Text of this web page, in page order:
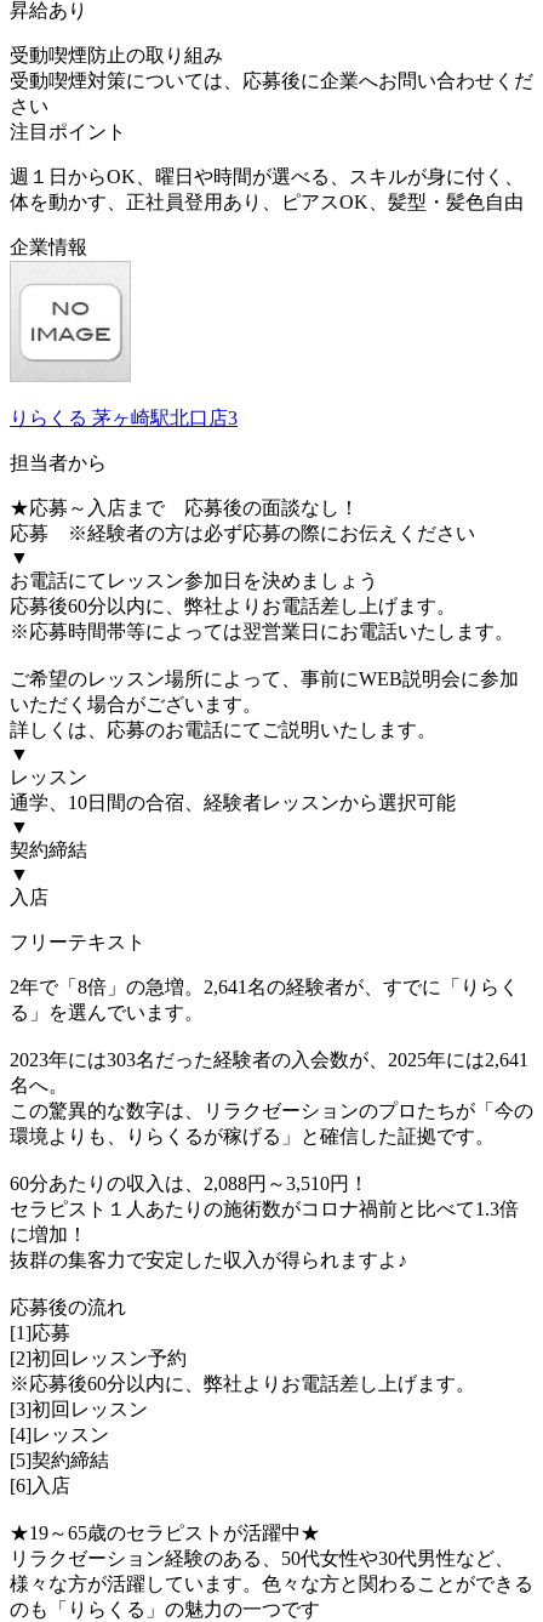
昇給あり
受動喫煙防止の取り組み
受動喫煙対策については、応募後に企業へお問い合わせくだ
さい
注目ポイント
週１日からOK、曜日や時間が選べる、スキルが身に付く、
体を動かす、正社員登用あり、ピアスOK、髪型・髪色自由
企業情報
りらくる 茅ヶ崎駅北口店3
担当者から
★応募～入店まで 応募後の面談なし！
応募 ※経験者の方は必ず応募の際にお伝えください
▼
お電話にてレッスン参加日を決めましょう
応募後60分以内に、弊社よりお電話差し上げます。
※応募時間帯等によっては翌営業日にお電話いたします。
ご希望のレッスン場所によって、事前にWEB説明会に参加
いただく場合がございます。
詳しくは、応募のお電話にてご説明いたします。
▼
レッスン
通学、10日間の合宿、経験者レッスンから選択可能
▼
契約締結
▼
入店
フリーテキスト
2年で「8倍」の急増。2,641名の経験者が、すでに「りらく
る」を選んでいます。
2023年には303名だった経験者の入会数が、2025年には2,641
名へ。
この驚異的な数字は、リラクゼーションのプロたちが「今の
環境よりも、りらくるが稼げる」と確信した証拠です。
60分あたりの収入は、2,088円～3,510円！
セラピスト１人あたりの施術数がコロナ禍前と比べて1.3倍
に増加！
抜群の集客力で安定した収入が得られますよ♪
応募後の流れ
[1]応募
[2]初回レッスン予約
※応募後60分以内に、弊社よりお電話差し上げます。
[3]初回レッスン
[4]レッスン
[5]契約締結
[6]入店
★19～65歳のセラピストが活躍中★
リラクゼーション経験のある、50代女性や30代男性など、
様々な方が活躍しています。色々な方と関わることができる
のも「りらくる」の魅力の一つです